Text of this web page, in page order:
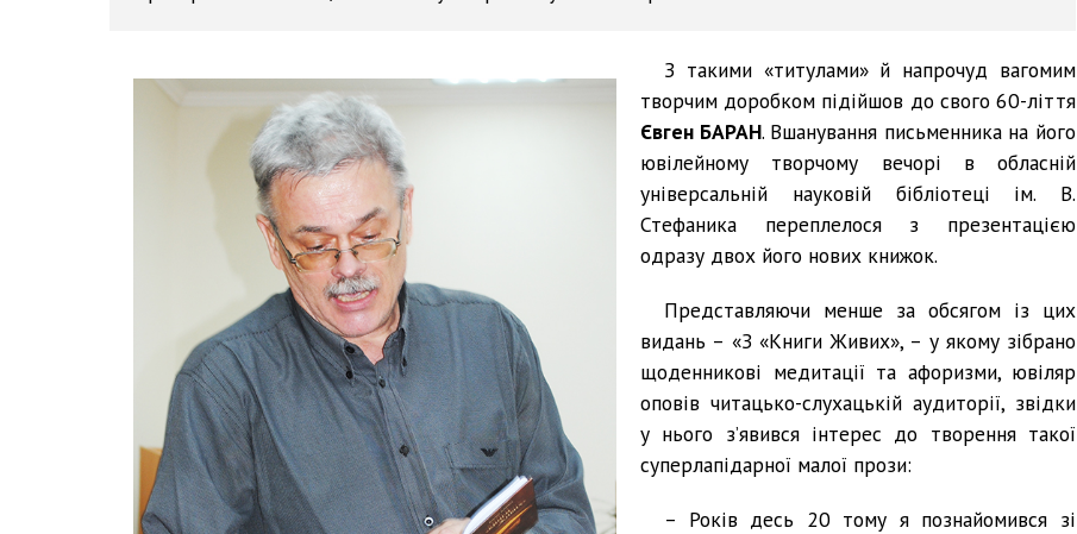
З такими «титулами» й напрочуд вагомим
творчим доробком підійшов до свого 60-ліття
Євген БАРАН. Вшанування письменника на його
ювілейному творчому вечорі в обласній
універсальній науковій бібліотеці ім. В.
Стефаника переплелося з презентацією
одразу двох його нових книжок.
Представляючи менше за обсягом із цих
видань – «З «Книги Живих», – у якому зібрано
щоденникові медитації та афоризми, ювіляр
оповів читацько-слухацькій аудиторії, звідки
у нього з’явився інтерес до творення такої
суперлапідарної малої прози:
– Років десь 20 тому я познайомився зі